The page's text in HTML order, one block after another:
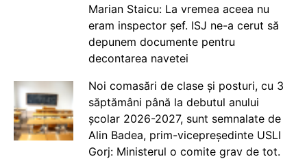
Marian Staicu: La vremea aceea nu
eram inspector șef. ISJ ne-a cerut să
depunem documente pentru
decontarea navetei
Noi comasări de clase și posturi, cu 3
săptămâni până la debutul anului
școlar 2026-2027, sunt semnalate de
Alin Badea, prim-vicepreședinte USLI
Gorj: Ministerul o comite grav de tot.